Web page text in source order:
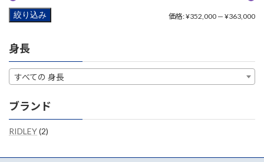
最
最
絞り込み 価格:¥352,000 — ¥363,000
身長
すべての 身長
ブランド
RIDLEY(2)